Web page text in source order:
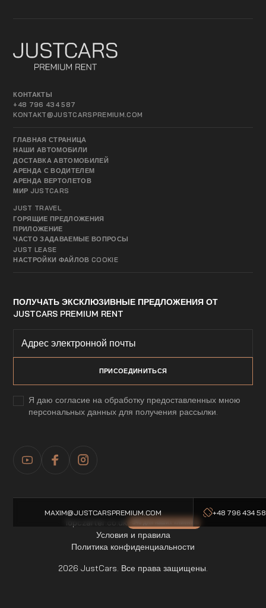
КОНТАКТЫ
+48 796 434 587
KONTAKT@JUSTCARSPREMIUM.COM
ГЛАВНАЯ СТРАНИЦА
НАШИ АВТОМОБИЛИ
ДОСТАВКА АВТОМОБИЛЕЙ
АРЕНДА С ВОДИТЕЛЕМ
АРЕНДА ВЕРТОЛЕТОВ
МИР JUSTCARS
JUST TRAVEL
ГОРЯЩИЕ ПРЕДЛОЖЕНИЯ
ПРИЛОЖЕНИЕ
ЧАСТО ЗАДАВАЕМЫЕ ВОПРОСЫ
JUST LEASE
НАСТРОЙКИ ФАЙЛОВ COOKIE
ПОЛУЧАТЬ ЭКСКЛЮЗИВНЫЕ ПРЕДЛОЖЕНИЯ ОТ
JUSTCARS PREMIUM RENT
Я даю согласие на обработку предоставленных мною
персональных данных для получения рассылки.
MAXIM@JUSTCARSPREMIUM.COM +48 796 434
Политика конфиденциальности
Условия и правила
Topczarter.co.uk
2026 JustCars. Все права защищены.